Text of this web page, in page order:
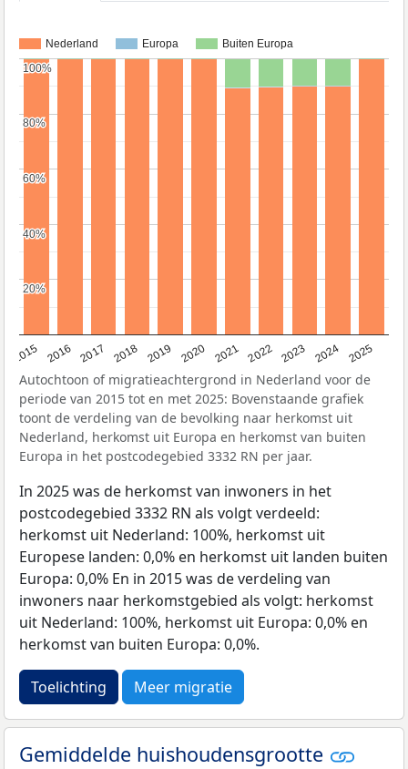
Nederland Europa Buiten Europa
2015 2016 2017 2018 2019 2020 2021 2022 2023 2024 2025
20%
20%
40%
40%
60%
60%
80%
80%
100%
100%
Autochtoon of migratieachtergrond in Nederland voor de
periode van 2015 tot en met 2025: Bovenstaande grafiek
toont de verdeling van de bevolking naar herkomst uit
Nederland, herkomst uit Europa en herkomst van buiten
Europa in het postcodegebied 3332 RN per jaar.
In 2025 was de herkomst van inwoners in het
postcodegebied 3332 RN als volgt verdeeld:
herkomst uit Nederland: 100%, herkomst uit
Europese landen: 0,0% en herkomst uit landen buiten
Europa: 0,0% En in 2015 was de verdeling van
inwoners naar herkomstgebied als volgt: herkomst
uit Nederland: 100%, herkomst uit Europa: 0,0% en
herkomst van buiten Europa: 0,0%.
Toelichting Meer migratie
Gemiddelde huishoudensgrootte